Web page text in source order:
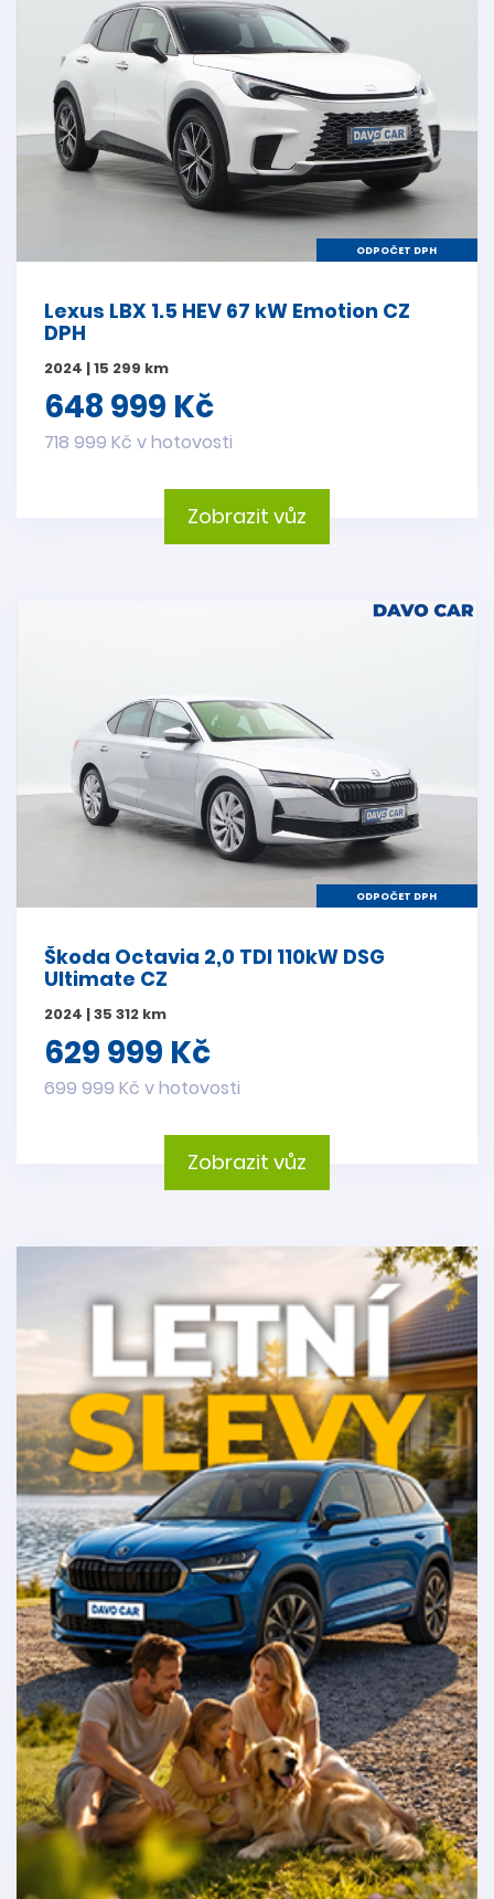
ODPOČET DPH
Lexus LBX 1.5 HEV 67 kW Emotion CZ
DPH
2024 | 15 299 km
648 999 Kč
718 999 Kč v hotovosti
Zobrazit vůz
ODPOČET DPH
Škoda Octavia 2,0 TDI 110kW DSG
Ultimate CZ
2024 | 35 312 km
629 999 Kč
699 999 Kč v hotovosti
Zobrazit vůz